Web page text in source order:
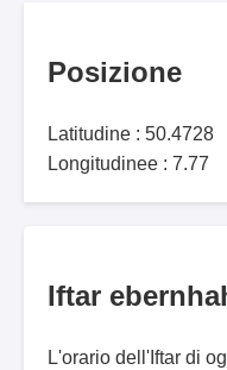
Posizione
Latitudine : 50.4728
Longitudinee : 7.77
Iftar
L'orario dell'Iftar di